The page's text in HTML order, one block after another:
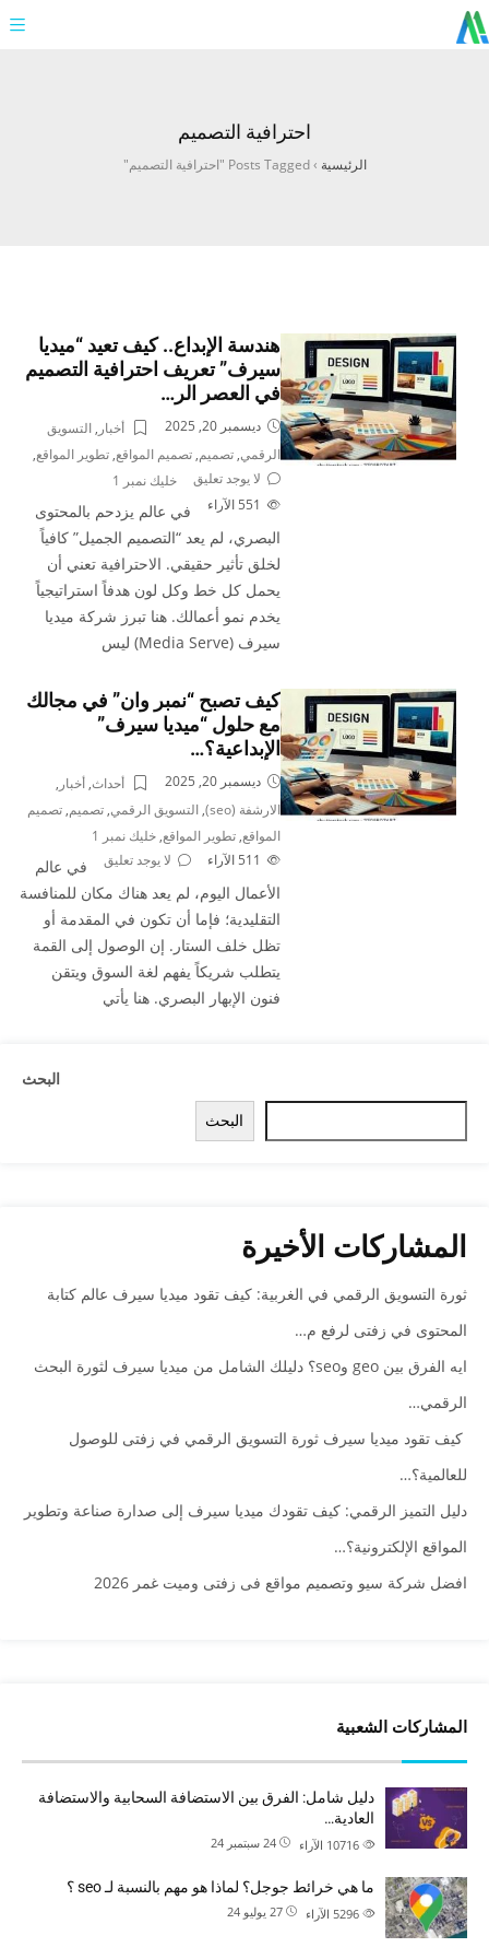
احترافية التصميم
الرئيسية ›Posts Tagged "احترافية التصميم"
هندسة الإبداع.. كيف تعيد “ميديا
سيرف” تعريف احترافية التصميم
في العصر الر…
ديسمبر 20, 2025 أخبار ,التسويق
الرقمي,تصميم,تصميم المواقع,تطوير المواقع,
خليك نمبر 1
لا يوجد تعليق
الآراء
في عالم يزدحم بالمحتوى
البصري، لم يعد “التصميم الجميل” كافياً
لخلق تأثير حقيقي. الاحترافية تعني أن
يحمل كل خط وكل لون هدفاً استراتيجياً
يخدم نمو أعمالك. هنا تبرز شركة ميديا
سيرف (Media Serve) ليس
كيف تصبح “نمبر وان” في مجالك
مع حلول “ميديا سيرف”
الإبداعية؟…
ديسمبر 20, 2025 أحداث,أخبار ,
الارشفة (seo)
,التسويق الرقمي,تصميم,تصميم
المواقع,تطوير المواقع,خليك نمبر 1
لا يوجد تعليق
الآراء
في عالم
الأعمال اليوم، لم يعد هناك مكان للمنافسة
التقليدية؛ فإما أن تكون في المقدمة أو
تظل خلف الستار. إن الوصول إلى القمة
يتطلب شريكاً يفهم لغة السوق ويتقن
فنون الإبهار البصري. هنا يأتي
البحث
البحث
المشاركات الأخيرة
ثورة التسويق الرقمي في الغربية: كيف تقود ميديا سيرف عالم كتابة
المحتوى في زفتى لرفع م…
ايه الفرق بين geo وseo؟ دليلك الشامل من ميديا سيرف لثورة البحث
الرقمي…
كيف تقود ميديا سيرف ثورة التسويق الرقمي في زفتى للوصول
للعالمية؟…
دليل التميز الرقمي: كيف تقودك ميديا سيرف إلى صدارة صناعة وتطوير
المواقع الإلكترونية؟…
افضل شركة سيو وتصميم مواقع فى زفتى وميت غمر 2026
المشاركات الشعبية
دليل شامل: الفرق بين الاستضافة السحابية والاستضافة
العادية…
24 سبتمبر 24 الآراء
ما هي خرائط جوجل؟ لماذا هو مهم بالنسبة لـ seo ؟
27 يوليو 24 الآراء